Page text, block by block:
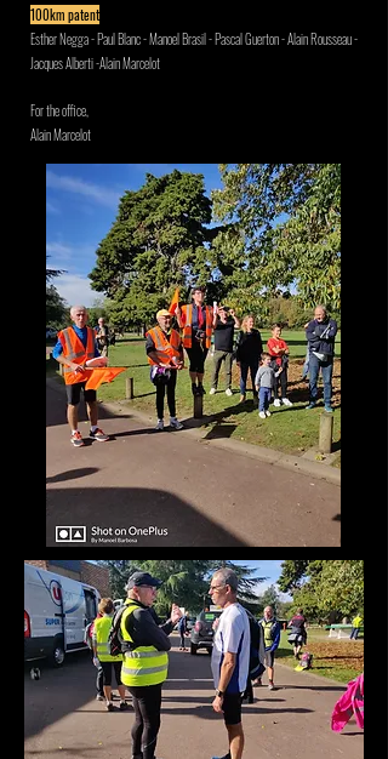
100km patent
Esther Negga - Paul Blanc - Manoel Brasil - Pascal Guerton - Alain Rousseau -
Jacques Alberti -Alain Marcelot
For the office,
Alain Marcelot